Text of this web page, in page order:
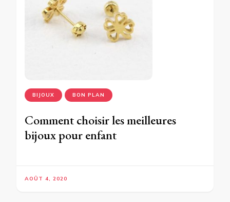
BIJOUX BON PLAN
Comment choisir les meilleures
bijoux pour enfant
AOÛT 4, 2020